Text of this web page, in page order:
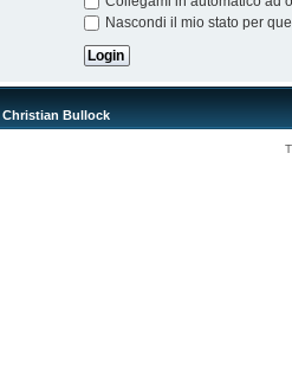
Nascondi il mio stato per
Christian Bullock